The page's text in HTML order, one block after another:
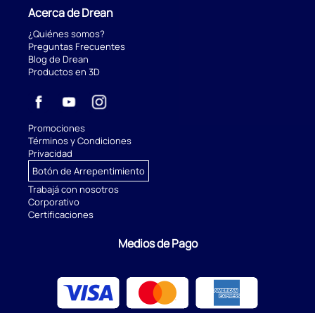
Acerca de Drean
¿Quiénes somos?
Preguntas Frecuentes
Blog de Drean
Productos en 3D
Promociones
Términos y Condiciones
Privacidad
Botón de Arrepentimiento
Trabajá con nosotros
Corporativo
Certificaciones
Medios de Pago